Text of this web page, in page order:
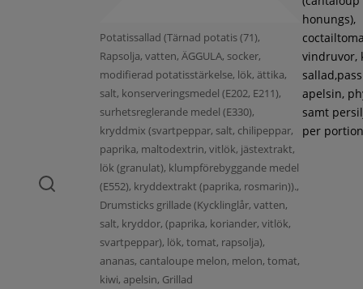
Potatissallad (Tärnad potatis (71),
Rapsolja, vatten, ÄGGULA, socker,
modifierad potatisstärkelse, lök, ättika,
salt, konserveringsmedel (E202, E211),
surhetsreglerande medel (E330),
kryddmix (svartpeppar, salt, chilipeppar,
paprika, maltodextrin, vitlök, jästextrakt,
lök (granulat), klumpförebyggande medel
(E552), kryddextrakt (paprika, rosmarin)).,
Drumsticks grillade (Kycklinglår, vatten,
salt, kryddor, (paprika, koriander, vitlök,
svartpeppar), lök, tomat, rapsolja),
ananas, cantaloupe melon, melon, tomat,
kiwi, apelsin, Grillad
honungs),
vindruvor,
apelsin,
samt
per